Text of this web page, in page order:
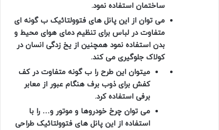
ساختمان استفاده نمود.
می توان از این پانل های فتوولتائیک ب گونه ای
متفاوت در لباس برای تنظیم دمای هوای محیط و
بدن استفاده نمود همچنین از یخ زدگی انسان در
کولاک جلوگیری می کند.
میتوان این طرح را ب گونه متفاوت در کف
کفش برای ذوب برف هنگام عبور از معابر
برفی استفاده کرد.
می توان چرخ خودروها و موتور و… را با
استفاده از این پانل های فتوولتائیک طراحی